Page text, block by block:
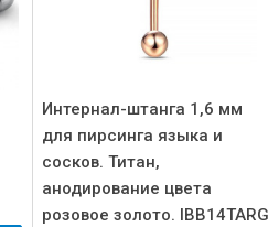
Интернал-штанга 1,6 мм
для пирсинга языка и
сосков. Титан,
анодирование цвета
розовое золото. IBB14TARG